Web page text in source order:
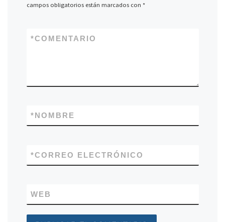
campos obligatorios están marcados con *
COMENTARIO
*
NOMBRE
*
CORREO ELECTRÓNICO
*
WEB